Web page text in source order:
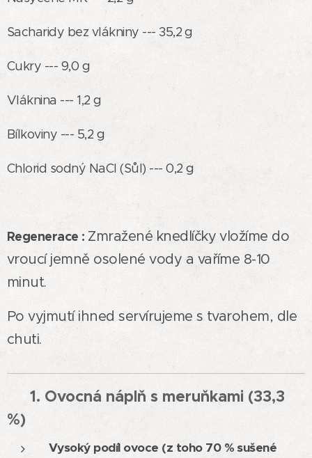
Sacharidy bez vlákniny --- 35,2 g
Cukry --- 9,0 g
Vláknina --- 1,2 g
Bílkoviny --- 5,2 g
Chlorid sodný NaCl (Sůl) --- 0,2 g
Regenerace : Zmražené knedlíčky vložíme do
vroucí jemně osolené vody a vaříme 8-10
minut.
Po vyjmutí ihned servírujeme s tvarohem, dle
chuti.
1. Ovocná náplň s meruňkami (33,3
%)
Vysoký podíl ovoce (z toho 70 % sušené